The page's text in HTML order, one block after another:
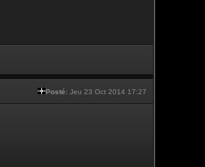
Posté: Jeu 23 Oct 2014 17:27